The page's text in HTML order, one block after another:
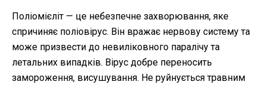
Поліомієліт — це небезпечне захворювання, яке
спричиняє поліовірус. Він вражає нервову систему та
може призвести до невиліковного паралічу та
летальних випадків. Вірус добре переносить
замороження, висушування. Не руйнується травним